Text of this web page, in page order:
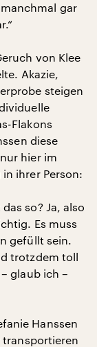
gar
von Klee
Akazie,
steigen
Flakons
diese
hier im
ihrer Person:
so? Ja, also
Es muss
gefüllt sein.
trotzdem toll
glaub ich –
Hanssen
transportieren